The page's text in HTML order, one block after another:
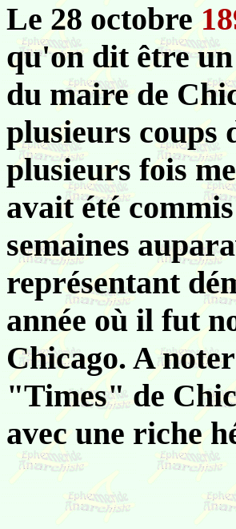
Le 28 octobre
qu'on dit être
du maire de
plusieurs coups
plusieurs fois
avait été
semaines
représentant
année où il fut
Chicago. A
"Times" de
avec une riche